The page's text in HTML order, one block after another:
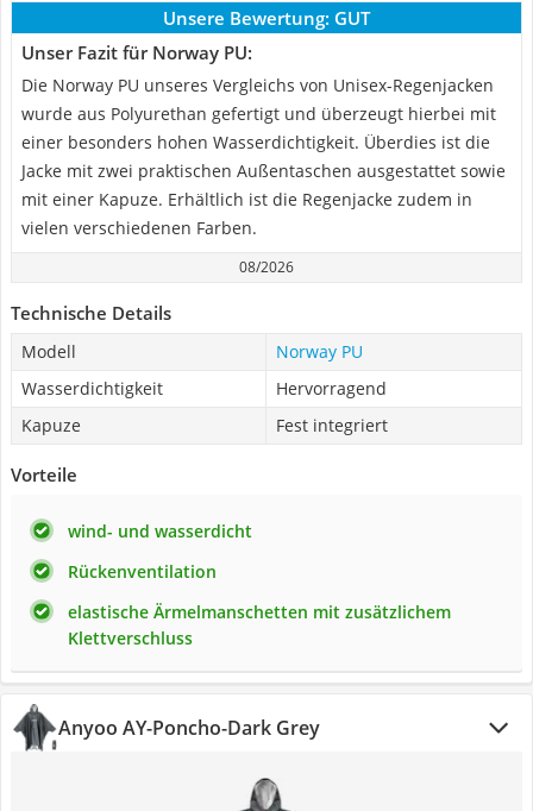
Unsere Bewertung: GUT
Unser Fazit für Norway PU:
Die Norway PU unseres Vergleichs von Unisex-Regenjacken
wurde aus Polyurethan gefertigt und überzeugt hierbei mit
einer besonders hohen Wasserdichtigkeit. Überdies ist die
Jacke mit zwei praktischen Außentaschen ausgestattet sowie
mit einer Kapuze. Erhältlich ist die Regenjacke zudem in
vielen verschiedenen Farben.
08/2026
Technische Details
Modell
Norway PU
Wasserdichtigkeit
Hervorragend
Kapuze
Fest integriert
Vorteile
wind- und wasserdicht
Rückenventilation
elastische Ärmelmanschetten mit zusätzlichem
Klettverschluss
Anyoo ‎AY-Poncho-Dark Grey